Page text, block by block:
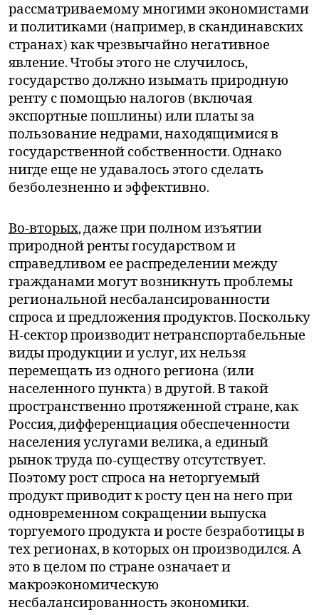
рассматриваемому многими экономистами
и политиками (например, в скандинавских
странах) как чрезвычайно негативное
явление. Чтобы этого не случилось,
государство должно изымать природную
ренту с помощью налогов (включая
экспортные пошлины) или платы за
пользование недрами, находящимися в
государственной собственности. Однако
нигде еще не удавалось этого сделать
безболезненно и эффективно.
Во-вторых, даже при полном изъятии
природной ренты государством и
справедливом ее распределении между
гражданами могут возникнуть проблемы
региональной несбалансированности
спроса и предложения продуктов. Поскольку
Н-сектор производит нетранспортабельные
виды продукции и услуг, их нельзя
перемещать из одного региона (или
населенного пункта) в другой. В такой
пространственно протяженной стране, как
Россия, дифференциация обеспеченности
населения услугами велика, а единый
рынок труда по-существу отсутствует.
Поэтому рост спроса на неторгуемый
продукт приводит к росту цен на него при
одновременном сокращении выпуска
торгуемого продукта и росте безработицы в
тех регионах, в которых он производился. А
это в целом по стране означает и
макроэкономическую
несбалансированность экономики.